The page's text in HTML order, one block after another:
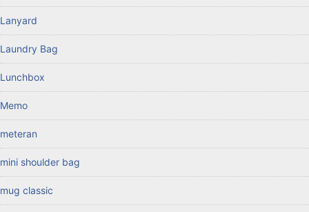
Lanyard
Laundry Bag
Lunchbox
Memo
meteran
mini shoulder bag
mug classic